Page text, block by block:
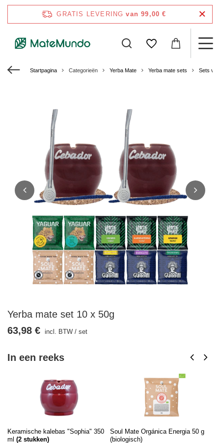
GRATIS LEVERING van 99,00 €
Startpagina Categorieën Yerba Mate Yerba mate sets Sets
Yerba mate set 10 x 50g
In een reeks
Keramische kalebas "Sophia" 350
ml (2 stukken)
Soul Mate Orgánica Energia 50 g
(biologisch)
63,98 € incl. BTW / set